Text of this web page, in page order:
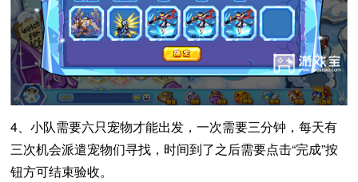
4、小队需要六只宠物才能出发，一次需要三分钟，每天有
三次机会派遣宠物们寻找，时间到了之后需要点击“完成”按
钮方可结束验收。